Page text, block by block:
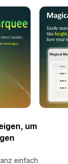
um
einfach